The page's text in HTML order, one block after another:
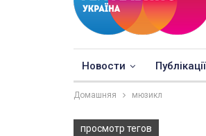
Новости Публікації
Домашняя мюзикл
просмотр тегов